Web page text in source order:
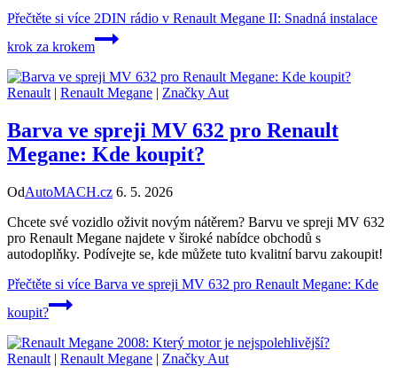
Přečtěte si více 2DIN rádio v Renault Megane II: Snadná instalace
krok za krokem
Renault | Renault Megane | Značky Aut
Barva ve spreji MV 632 pro Renault
Megane: Kde koupit?
OdAutoMACH.cz 6. 5. 2026
Chcete své vozidlo oživit novým nátěrem? Barvu ve spreji MV 632
pro Renault Megane najdete v široké nabídce obchodů s
autodoplňky. Podívejte se, kde můžete tuto kvalitní barvu zakoupit!
Přečtěte si více Barva ve spreji MV 632 pro Renault Megane: Kde
koupit?
Renault | Renault Megane | Značky Aut